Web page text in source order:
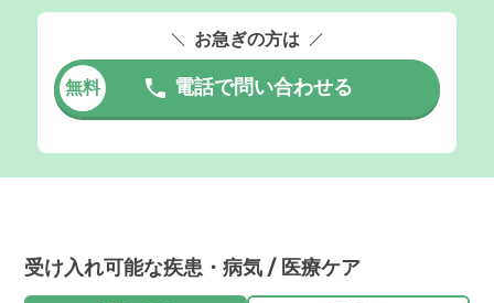
お急ぎの方は
無料 電話で問い合わせる
受け入れ可能な疾患・病気 / 医療ケア